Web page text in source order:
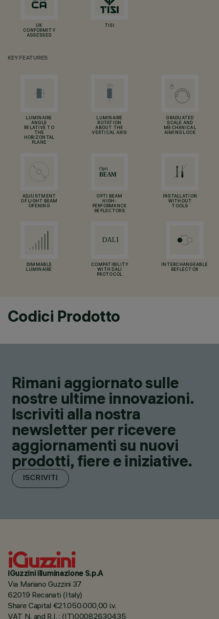
UK
CONFORMITY
ASSESSED
TISI
KEY FEATURES
LUMINAIRE
ANGLE
RELATIVE TO
THE
HORIZONTAL
PLANE
LUMINAIRE
ROTATION
ABOUT THE
VERTICAL AXIS
GRADUATED
SCALE AND
MECHANICAL
AIMING LOCK
ADJUSTMENT
OF LIGHT BEAM
OPENING
OPTI BEAM
HIGH-
PERFORMANCE
REFLECTORS
INSTALLATION
WITHOUT
TOOLS
DIMMABLE
LUMINAIRE
COMPATIBILITY
WITH DALI
PROTOCOL
INTERCHANGEABLE
REFLECTOR
Codici Prodotto
Rimani aggiornato sulle
nostre ultime innovazioni.
Iscriviti alla nostra
newsletter per ricevere
aggiornamenti su nuovi
prodotti, fiere e iniziative.
ISCRIVITI
iGuzzini illuminazione S.p.A
Via Mariano Guzzini 37
62019 Recanati (Italy)
Share Capital €21.050.000,00 i.v.
VAT N. and R.I. : (IT)00082630435